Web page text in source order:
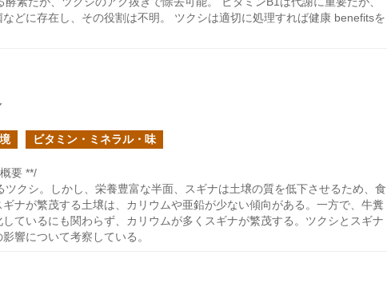
どに存在し、その役割は不明。 ツクシは適切に処理すれば健康 benefitsを
ビタミン・ミネラル・味
要 **/
ツクシ。しかし、栄養豊富な半面、スギナは土壌の質を低下させるため、食
ナが繁茂する土壌は、カリウムや亜鉛が少ない傾向がある。一方で、牛糞
ているにも関わらず、カリウムが多くスギナが繁茂する。ツクシとスギナ
響について考察している。